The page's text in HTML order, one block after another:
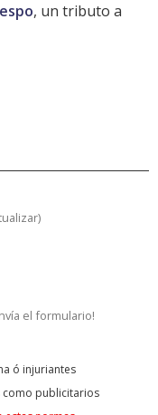
, un tributo a
)
el formulario!
ó injuriantes
como publicitarios